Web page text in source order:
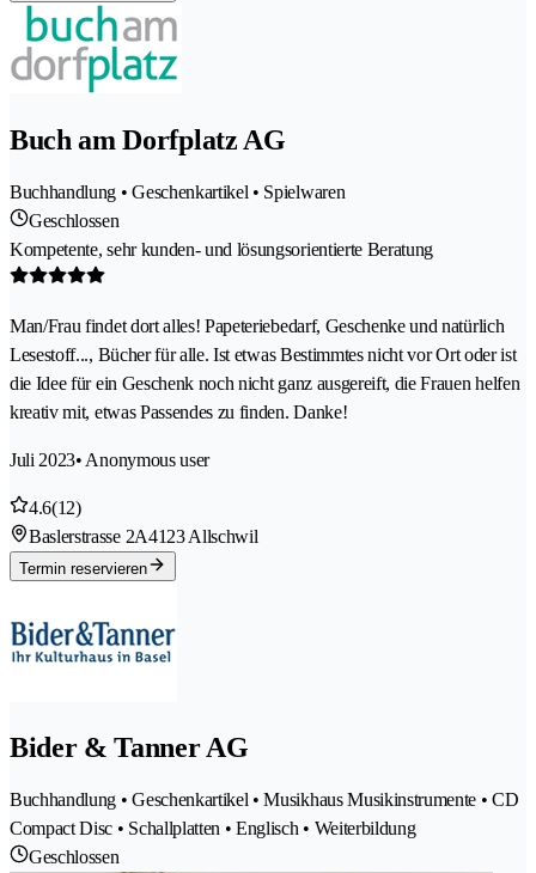
Buch am Dorfplatz AG
Buchhandlung • Geschenkartikel • Spielwaren
Geschlossen
Kompetente, sehr kunden- und lösungsorientierte Beratung
Man/Frau findet dort alles! Papeteriebedarf, Geschenke und natürlich
Lesestoff..., Bücher für alle. Ist etwas Bestimmtes nicht vor Ort oder ist
die Idee für ein Geschenk noch nicht ganz ausgereift, die Frauen helfen
kreativ mit, etwas Passendes zu finden. Danke!
Juli 2023• Anonymous user
4.6(12)
Baslerstrasse 2A4123 Allschwil
Termin reservieren
Bider & Tanner AG
Buchhandlung • Geschenkartikel • Musikhaus Musikinstrumente • CD
Compact Disc • Schallplatten • Englisch • Weiterbildung
Geschlossen